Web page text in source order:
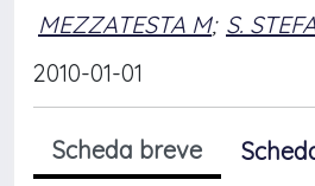
MEZZATESTA M; S.
2010-01-01
Scheda breve